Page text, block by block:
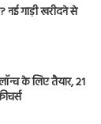
नई गाड़ी खरीदने से
के लिए तैयार, 21